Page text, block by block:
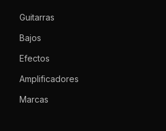
Guitarras
Bajos
Efectos
Amplificadores
Marcas